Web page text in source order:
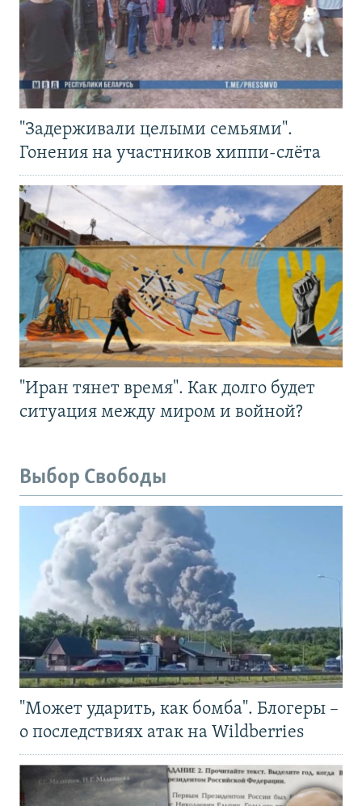
"Задерживали целыми семьями".
Гонения на участников хиппи-слёта
"Иран тянет время". Как долго будет
ситуация между миром и войной?
Выбор Свободы
"Может ударить, как бомба". Блогеры –
о последствиях атак на Wildberries